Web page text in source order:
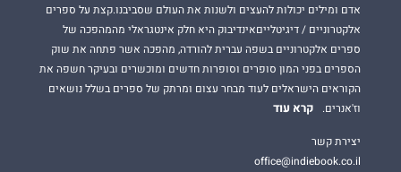
אדם ומילים יכולות להעצים ולשנות את העולם שסביבנו.קצת על ספרים
אלקטרוניים / דיגיטלייםאינדיבוק היא חלק אינטגראלי מהמהפכה של
ספרים אלקטרוניים בשפה עברית להורדה, מהפכה אשר פתחה את שוק
הספרים בפני המון סופרים וסופרות חדשים ומוכשרים ובעיקר חשפה את
הקוראים הישראלים לעוד מבחר עצום ומרתק של ספרים בשלל נושאים
וז'אנרים.
קרא עוד
יצירת קשר
office@indiebook.co.il